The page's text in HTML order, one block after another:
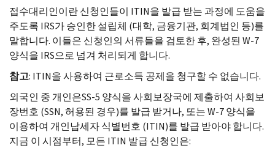
접수대리인이란 신청인들이 ITIN을 발급 받는 과정에 도움을
주도록 IRS가 승인한 설립체 (대학, 금융기관, 회계법인 등)를
말합니다. 이들은 신청인의 서류들을 검토한 후, 완성된 W-7
양식을 IRS으로 넘겨 처리되게 합니다.
참고: ITIN을 사용하여 근로소득 공제을 청구할 수 없습니다.
외국인 중 개인은SS-5 양식을 사회보장국에 제출하여 사회보
장번호 (SSN,허용된 경우)를 발급 받거나, 또는W-7 양식을
이용하여 개인납세자 식별번호 (ITIN)를 발급 받아야 합니다.
지금 이 시점부터, 모든 ITIN 발급 신청인은: